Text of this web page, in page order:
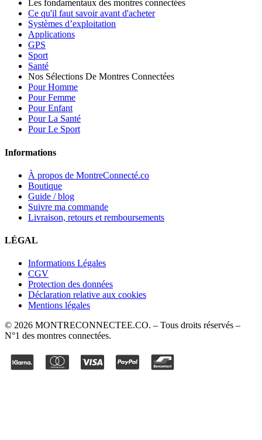
Les fondamentaux des montres connectées
Ce qu'il faut savoir avant d'acheter
Systèmes d’exploitation
Applications
GPS
Sport
Santé
Nos Sélections De Montres Connectées
Pour Homme
Pour Femme
Pour Enfant
Pour La Santé
Pour Le Sport
Informations
À propos de MontreConnecté.co
Boutique
Guide / blog
Suivre ma commande
Livraison, retours et remboursements
LÉGAL
Informations Légales
CGV
Protection des données
Déclaration relative aux cookies
Mentions légales
© 2026 MONTRECONNECTEE.CO. – Tous droits réservés –
N°1 des montres connectées.